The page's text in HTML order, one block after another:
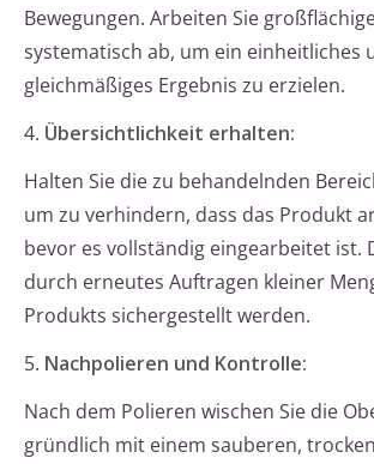
Bewegungen. Arbeiten Sie
systematisch ab, um ein einheitliches
gleichmäßiges Ergebnis zu erzielen.
4. Übersichtlichkeit erhalten:
Halten Sie die zu behandelnden
um zu verhindern, dass das Produkt
bevor es vollständig eingearbeitet ist.
durch erneutes Auftragen kleiner
Produkts sichergestellt werden.
5. Nachpolieren und Kontrolle:
Nach dem Polieren wischen Sie die
gründlich mit einem sauberen,